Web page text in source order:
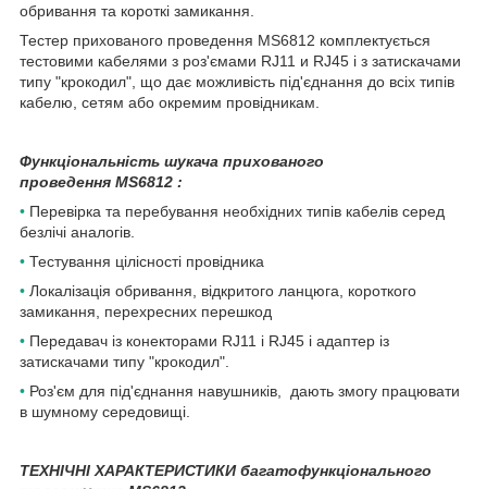
обривання та короткі замикання.
Тестер прихованого проведення MS6812 комплектується
тестовими кабелями з роз'ємами RJ11 и RJ45 і з затискачами
типу "крокодил", що дає можливість під'єднання до всіх типів
кабелю, сетям або окремим провідникам.
Функціональність шукача прихованого
проведення MS6812 :
• Перевірка та перебування необхідних типів кабелів серед
безлічі аналогів.
• Тестування цілісності провідника
• Локалізація обривання, відкритого ланцюга, короткого
замикання, перехресних перешкод
• Передавач із конекторами RJ11 і RJ45 і адаптер із
затискачами типу "крокодил".
• Роз'єм для під'єднання навушників, дають змогу працювати
в шумному середовищі.
ТЕХНІЧНІ ХАРАКТЕРИСТИКИ багатофункціонального